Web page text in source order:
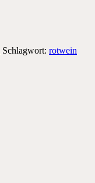
Schlagwort: rotwein